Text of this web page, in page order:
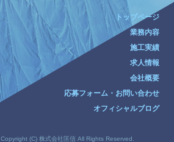
トップページ
業務内容
施工実績
求人情報
会社概要
応募フォーム・お問い合わせ
オフィシャルブログ
Copyright (C) 株式会社匡信 All Rights Reserved.